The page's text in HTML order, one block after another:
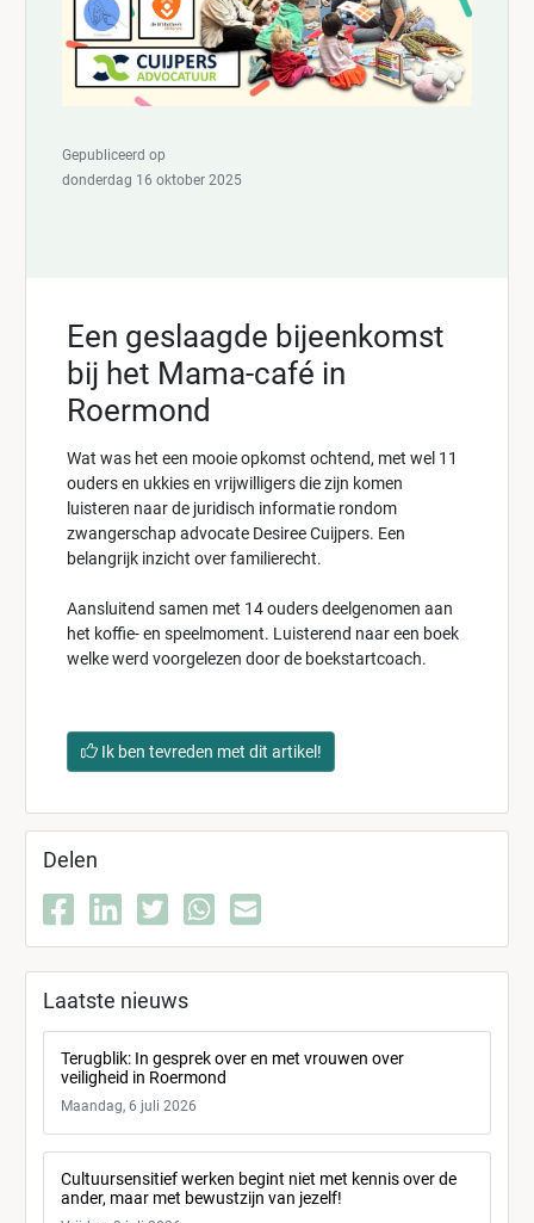
Gepubliceerd op
donderdag 16 oktober 2025
Een geslaagde bijeenkomst
bij het Mama-café in
Roermond
Wat was het een mooie opkomst ochtend, met wel 11
ouders en ukkies en vrijwilligers die zijn komen
luisteren naar de juridisch informatie rondom
zwangerschap advocate Desiree Cuijpers. Een
belangrijk inzicht over familierecht.
Aansluitend samen met 14 ouders deelgenomen aan
het koffie- en speelmoment. Luisterend naar een boek
welke werd voorgelezen door de boekstartcoach.
Ik ben tevreden met dit artikel!
Delen
Laatste nieuws
Terugblik: In gesprek over en met vrouwen over
veiligheid in Roermond
Maandag, 6 juli 2026
Cultuursensitief werken begint niet met kennis over de
ander, maar met bewustzijn van jezelf!